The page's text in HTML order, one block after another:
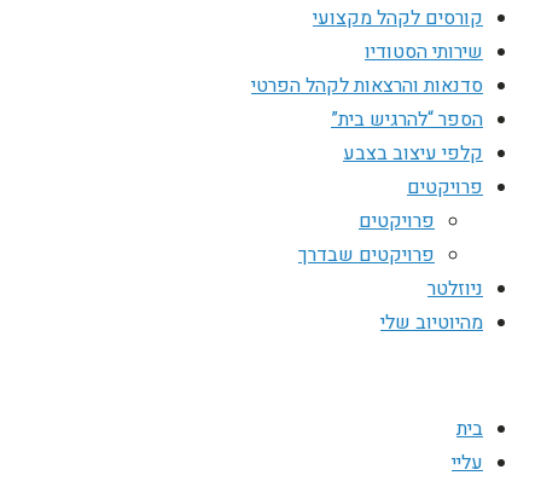
קורסים לקהל מקצועי
שירותי הסטודיו
סדנאות והרצאות לקהל הפרטי
הספר “להרגיש בית”
קלפי עיצוב בצבע
פרויקטים
פרויקטים
פרויקטים שבדרך
ניוזלטר
מהיוטיוב שלי
בית
עליי